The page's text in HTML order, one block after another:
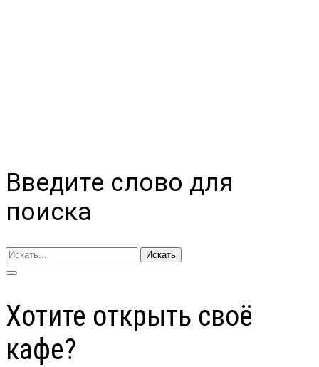
Введите слово для
поиска
Искать
Хотите открыть своё
кафе?